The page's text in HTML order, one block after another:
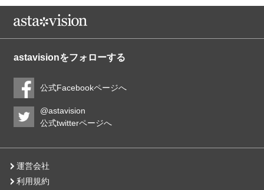
astavisionをフォローする
公式Facebookページへ
@astavision
公式twitterページへ
運営会社
利用規約